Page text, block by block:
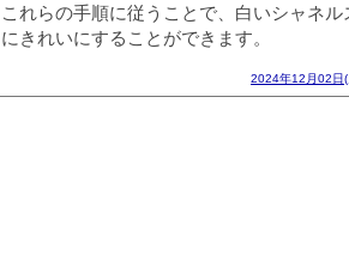
これらの手順に従うことで、白いシャネ
にきれいにすることができます。
2024年12月02日